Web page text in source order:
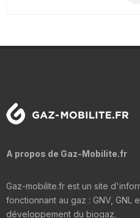
A propos de Gaz-Mobilite.fr
Gaz-mobilite.fr est un site
fonctionnant au gaz : GNV, GNL
développement du biogaz.